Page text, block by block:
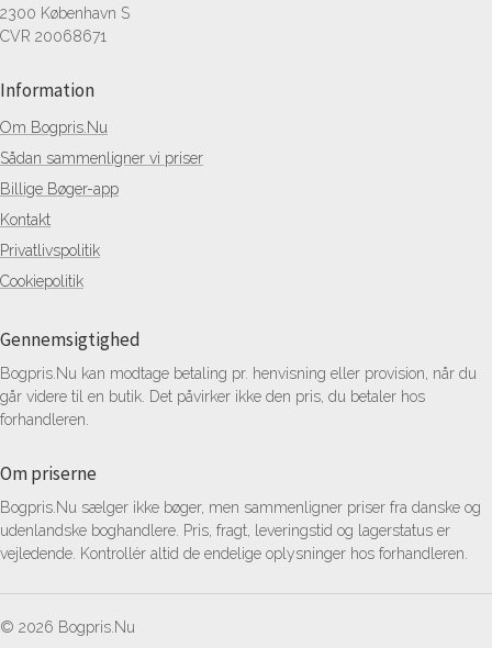
2300 København S
CVR 20068671
Information
Om Bogpris.Nu
Sådan sammenligner vi priser
Billige Bøger-app
Kontakt
Privatlivspolitik
Cookiepolitik
Gennemsigtighed
Bogpris.Nu kan modtage betaling pr. henvisning eller provision, når du
går videre til en butik. Det påvirker ikke den pris, du betaler hos
forhandleren.
Om priserne
Bogpris.Nu sælger ikke bøger, men sammenligner priser fra danske og
udenlandske boghandlere. Pris, fragt, leveringstid og lagerstatus er
vejledende. Kontrollér altid de endelige oplysninger hos forhandleren.
© 2026 Bogpris.Nu